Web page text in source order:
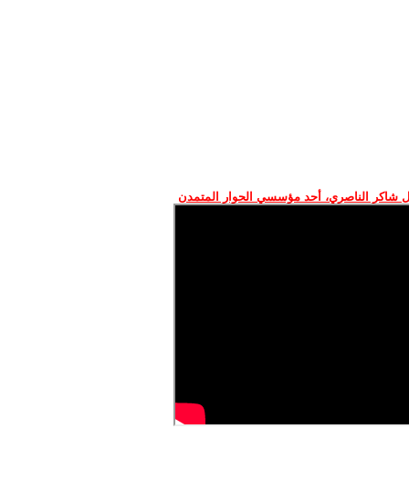
شاكر الناصري، أحد مؤسسي الحوار المتمدن